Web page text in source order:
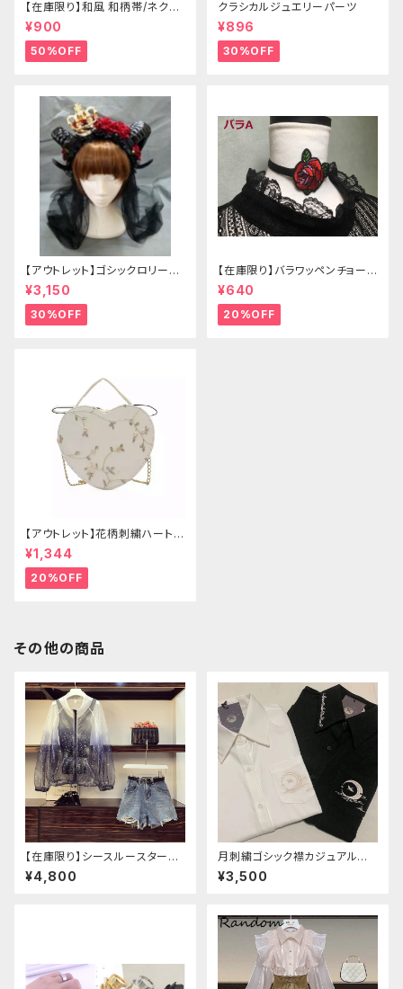
【在庫限り】和風 和柄帯/ネクタ
イ/リボン（狐面/金魚
¥900
50%OFF
クラシカルジュエリーパーツ
¥896
30%OFF
【アウトレット】ゴシックロリータ
ゴールドクラウン＆ホーン(ヴェ
ール付き)
¥3,150
30%OFF
【在庫限り】バラワッペンチョーカ
ー
¥640
20%OFF
【アウトレット】花柄刺繍ハートバ
ッグ
¥1,344
20%OFF
その他の商品
【在庫限り】シースルースターリ
ージャケットデニムパンツセット
アップ
¥4,800
月刺繍ゴシック襟カジュアルブラ
ウス(長袖)
¥3,500